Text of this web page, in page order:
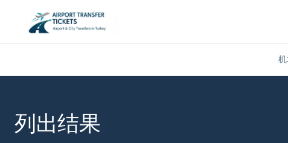
列出结果